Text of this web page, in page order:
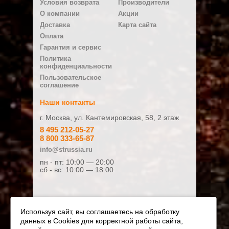
E-mail
Плюсы
Ваш отзыв:
Оценка:
Плохо Хорошо
Бензопила Stihl MS 250 C-BE шина 35 см
43990 р.
ЗАКАЗАТЬ
Бензопила
Условия возврата
О компании
Доставка
Оплата
Гарантия и сервис
Политика
конфиденциальности
Пользовательское
соглашение
Производители
Акции
Карта сайта
Наши контакты
г. Москва, ул. Кантемировская, 58, 2 этаж
8 495 212-05-27
8 800 333-65-87
info@strussia.ru
пн - пт: 10:00 — 20:00
сб - вс: 10:00 — 18:00
Используя сайт, вы соглашаетесь на обработку
данных в Cookies для корректной работы сайта,